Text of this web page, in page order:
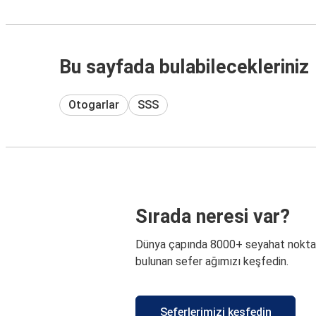
Bu sayfada bulabilecekleriniz
Otogarlar SSS
Sırada neresi var?
Dünya çapında 8000+ seyahat
bulunan sefer ağımızı keşfedin.
Seferlerimizi keşfedin